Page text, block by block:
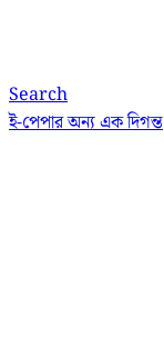
Search
ই-পেপারঅন্য এক দিগন্ত